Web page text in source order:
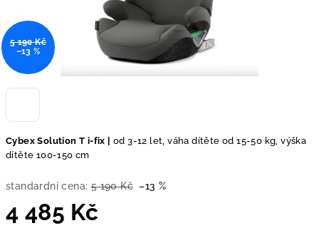
Cybex Solution T i-fix | od 3-12 let, váha dítěte od 15-50 kg, výška
dítěte 100-150 cm
standardní cena: 5 190 Kč –13 %
4 485 Kč
5 190 Kč
–13 %